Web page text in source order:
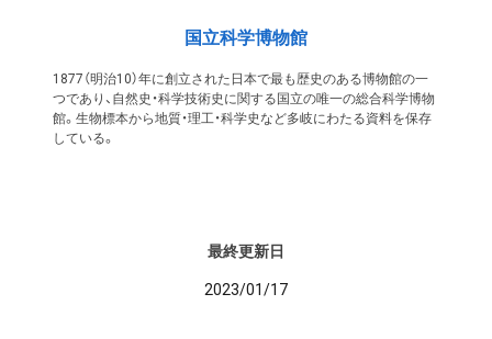
国立科学博物館
1877（明治10）年に創立された日本で最も歴史のある博物館の一
つであり、自然史・科学技術史に関する国立の唯一の総合科学博物
館。生物標本から地質・理工・科学史など多岐にわたる資料を保存
している。
最終更新日
2023/01/17